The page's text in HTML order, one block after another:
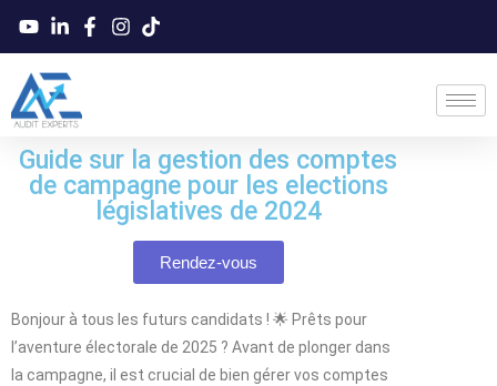
Guide sur la gestion des comptes
de campagne pour les elections
législatives de 2024
Rendez-vous
Bonjour à tous les futurs candidats ! 🌟 Prêts pour
l’aventure électorale de 2025 ? Avant de plonger dans
la campagne, il est crucial de bien gérer vos comptes